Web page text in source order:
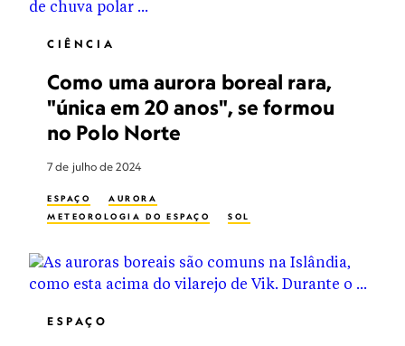
CIÊNCIA
Como uma aurora boreal rara,
"única em 20 anos", se formou
no Polo Norte
7 de julho de 2024
ESPAÇO
AURORA
METEOROLOGIA DO ESPAÇO
SOL
ESPAÇO